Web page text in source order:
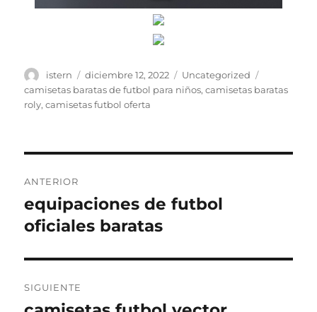
Autor
istern
Publicado
el
diciembre 12, 2022 Categorías
Uncategorized
camisetas baratas de futbol para niños,camisetas baratas
roly,camisetas futbol oferta
de
entradas
ANTERIOR
Entrada
anterior:
equipaciones de futbol
oficiales baratas
SIGUIENTE
Entrada